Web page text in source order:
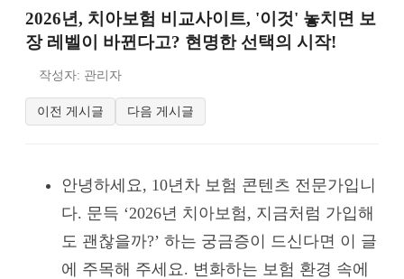
2026년, 치아보험 비교사이트, '이것' 놓치면 보
장 레벨이 바뀐다고? 현명한 선택의 시작!
작성자: 관리자
이전 게시글 다음 게시글
안녕하세요, 10년차 보험 콘텐츠 전문가입니
다. 문득 ‘2026년 치아보험, 지금처럼 가입해
도 괜찮을까?’ 하는 궁금증이 드신다면 이 글
에 주목해 주세요. 변화하는 보험 환경 속에